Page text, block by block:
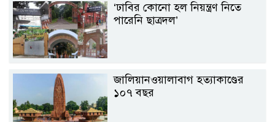
‘ঢাবির কোনো হল নিয়ন্ত্রণ নিতে
পারেনি ছাত্রদল’
জালিয়ানওয়ালাবাগ হত্যাকাণ্ডের
১০৭ বছর